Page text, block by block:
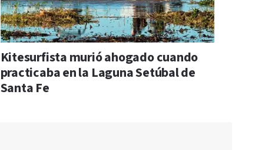
Kitesurfista murió ahogado cuando
practicaba en la Laguna Setúbal de
Santa Fe